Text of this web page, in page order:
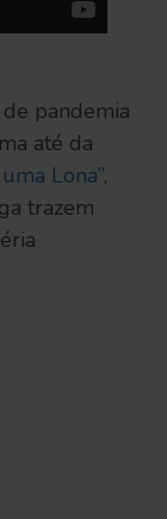
pandemia
até da
Lona”,
trazem